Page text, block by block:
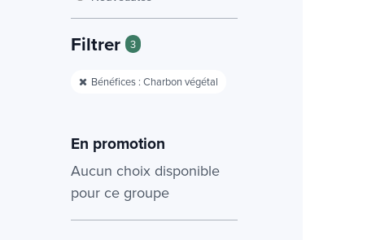
Filtrer 3
Bénéfices : Charbon végétal
En promotion
Aucun choix disponible
pour ce groupe